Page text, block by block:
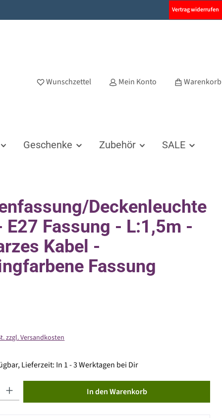
Vertrag widerrufen
Wunschzettel Mein Konto Warenkorb
Geschenke Zubehör SALE
Deckenleuchte
E27 Fassung - L:1,5m -
Kabel -
Fassung
zzgl. Versandkosten
Lieferzeit: In 1 - 3 Werktagen bei Dir
In den Warenkorb